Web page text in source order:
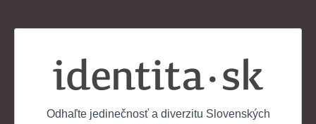
Odhaľte jedinečnosť a diverzitu Slovenských